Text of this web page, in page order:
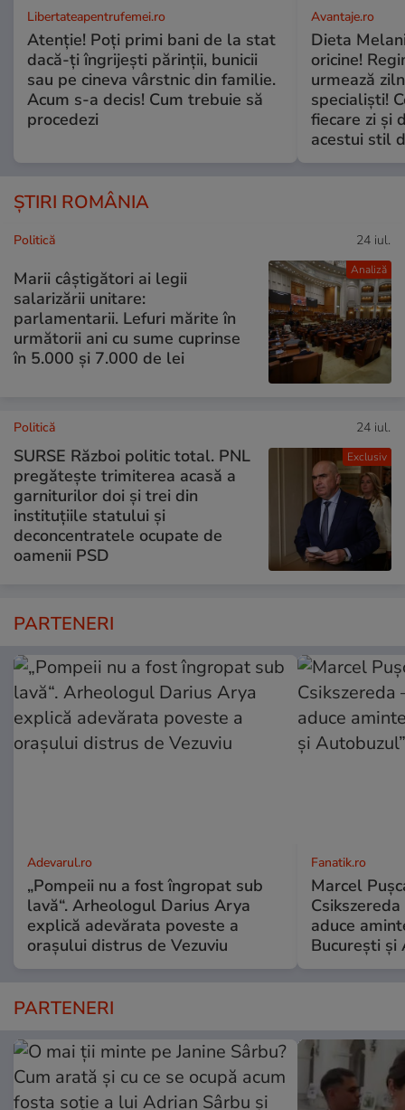
Libertateapentrufemei.ro
Atenție! Poți primi bani de la stat
dacă-ți îngrijești părinții, bunicii
sau pe cineva vârstnic din familie.
Acum s-a decis! Cum trebuie să
procedezi
Avantaje.ro
Dieta
oricine!
urmează
specialiști!
fiecare zi și
acestui stil
ȘTIRI ROMÂNIA
Analiză
Politică 24 iul.
Marii câștigători ai legii
salarizării unitare:
parlamentarii. Lefuri mărite în
următorii ani cu sume cuprinse
în 5.000 și 7.000 de lei
Exclusiv
Politică 24 iul.
SURSE Război politic total. PNL
pregătește trimiterea acasă a
garniturilor doi și trei din
instituțiile statului și
deconcentratele ocupate de
oamenii PSD
PARTENERI
Adevarul.ro
„Pompeii nu a fost îngropat sub
lavă“. Arheologul Darius Arya
explică adevărata poveste a
orașului distrus de Vezuviu
Fanatik.ro
Marcel
aduce
București și
PARTENERI